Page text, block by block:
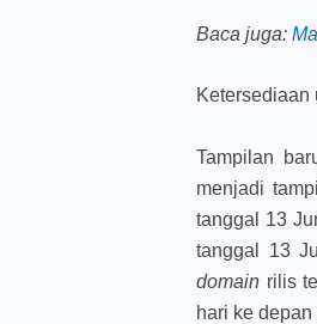
Baca juga:
Ketersediaan
Tampilan
menjadi
tanggal 13
tanggal 13
domain rilis
hari ke